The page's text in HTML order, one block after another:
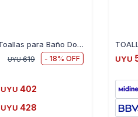
Juego de Toallas para Baño Dohler 2 Piezas - ROSA
UYU 619 18
UYU 402
UYU 428
UYU